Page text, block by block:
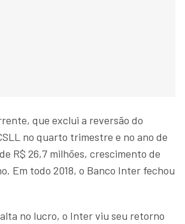
que exclui a reversão do
no quarto trimestre e no ano de
R$ 26,7 milhões, crescimento de
Em todo 2018, o Banco Inter fechou
no lucro, o Inter viu seu retorno